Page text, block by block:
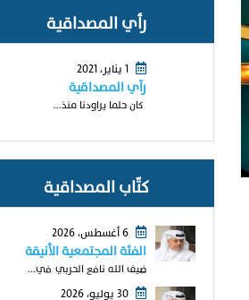
رأي المصداقية
رآي المصداقية
كان حلما يراودنا منذ...
كتّاب المصداقية
الفئة المجتمعية الأنيقة
ضيف الله نافع الحربي في...